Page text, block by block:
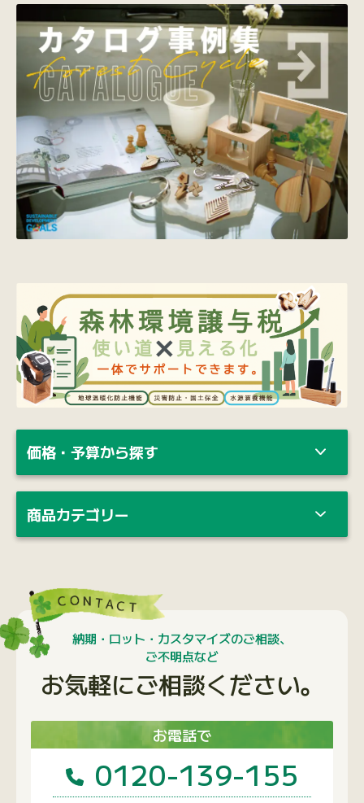
価格・予算から探す
商品カテゴリー
納期・ロット・カスタマイズのご相談、
ご不明点など
お気軽にご相談ください。
お電話で
0120-139-155